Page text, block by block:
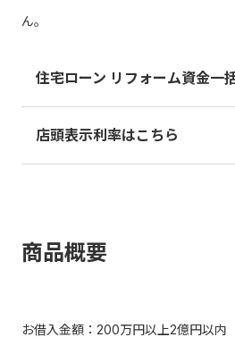
ん。
住宅ローン リフォーム資金一
店頭表示利率はこちら
商品概要
お借入金額：200万円以上2億円以内